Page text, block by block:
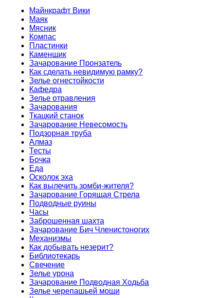
Майнкрафт Вики
Маяк
Мясник
Компас
Пластинки
Каменщик
Зачарование Пронзатель
Как сделать невидимую рамку?
Зелье огнестойкости
Кафедра
Зелье отравления
Зачарования
Ткацкий станок
Зачарование Невесомость
Подзорная труба
Алмаз
Тесты
Бочка
Еда
Осколок эха
Как вылечить зомби-жителя?
Зачарование Горящая Стрела
Подводные руины
Часы
Заброшенная шахта
Зачарование Бич Членистоногих
Механизмы
Как добывать незерит?
Библиотекарь
Свечение
Зелье урона
Зачарование Подводная Ходьба
Зелье черепашьей мощи